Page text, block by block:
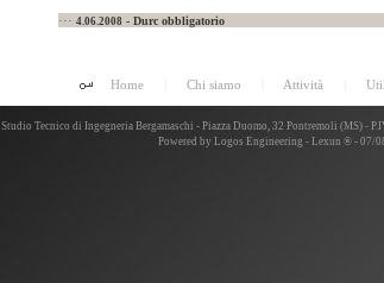
··· 4.06.2008 - Durc obbligatorio
Home Chi siamo Attività
Studio Tecnico di Ingegneria Bergamaschi - Piazza Duomo, 32 Pontremoli (MS) -
Powered by Logos Engineering - Lexun ® - 07/